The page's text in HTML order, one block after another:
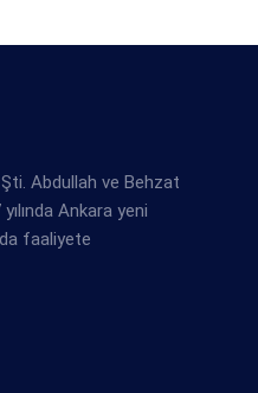
Abdullah ve Behzat
Ankara yeni
faaliyete